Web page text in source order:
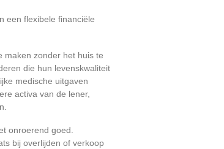
een flexibele financiële
maken zonder het huis te
die hun levenskwaliteit
medische uitgaven
activa van de lener,
onroerend goed.
bij overlijden of verkoop